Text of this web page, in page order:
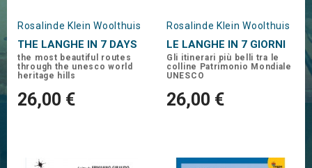
Rosalinde Klein Woolthuis
THE LANGHE IN 7 DAYS
the most beautiful routes
through the unesco world
heritage hills
26,00 €
Rosalinde Klein Woolthuis
LE LANGHE IN 7 GIORNI
Gli itinerari più belli tra le
colline Patrimonio Mondiale
UNESCO
26,00 €